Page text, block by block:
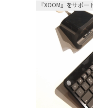
『XOOM』をサポ